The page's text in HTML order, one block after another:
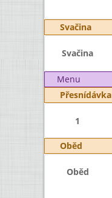
Svačina
Svačina
Menu
Přesnídávka
1
Oběd
Oběd